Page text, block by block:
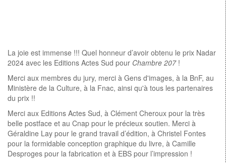
La joie est immense !!! Quel honneur d’avoir obtenu le prix Nadar
2024 avec les Editions Actes Sud pour Chambre 207!
Merci aux membres du jury, merci à Gens d'images, à la BnF, au
Ministère de la Culture, à la Fnac, ainsi qu'à tous les partenaires
du prix !!
Merci aux Editions Actes Sud, à Clément Cheroux pour la très
belle postface et au Cnap pour le précieux soutien. Merci à
Géraldine Lay pour le grand travail d’édition, à Christel Fontes
pour la formidable conception graphique du livre, à Camille
Desproges pour la fabrication et à EBS pour l’impression !